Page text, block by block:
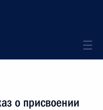
о присвоении